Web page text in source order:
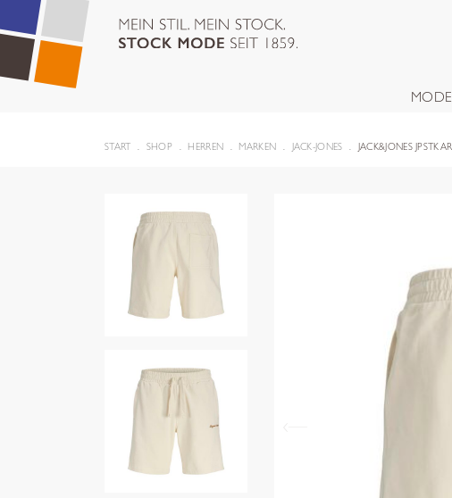
START SHOP HERREN MARKEN JACK-JONES JACK&JONES